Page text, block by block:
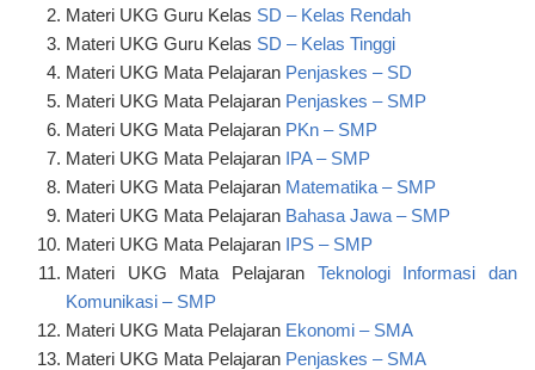
Materi UKG Guru Kelas SD – Kelas Rendah
Materi UKG Guru Kelas SD – Kelas Tinggi
Materi UKG Mata Pelajaran Penjaskes – SD
Materi UKG Mata Pelajaran Penjaskes – SMP
Materi UKG Mata Pelajaran PKn – SMP
Materi UKG Mata Pelajaran IPA – SMP
Materi UKG Mata Pelajaran Matematika – SMP
Materi UKG Mata Pelajaran Bahasa Jawa – SMP
Materi UKG Mata Pelajaran IPS – SMP
Materi UKG Mata Pelajaran Teknologi Informasi dan
Komunikasi – SMP
Materi UKG Mata Pelajaran Ekonomi – SMA
Materi UKG Mata Pelajaran Penjaskes – SMA